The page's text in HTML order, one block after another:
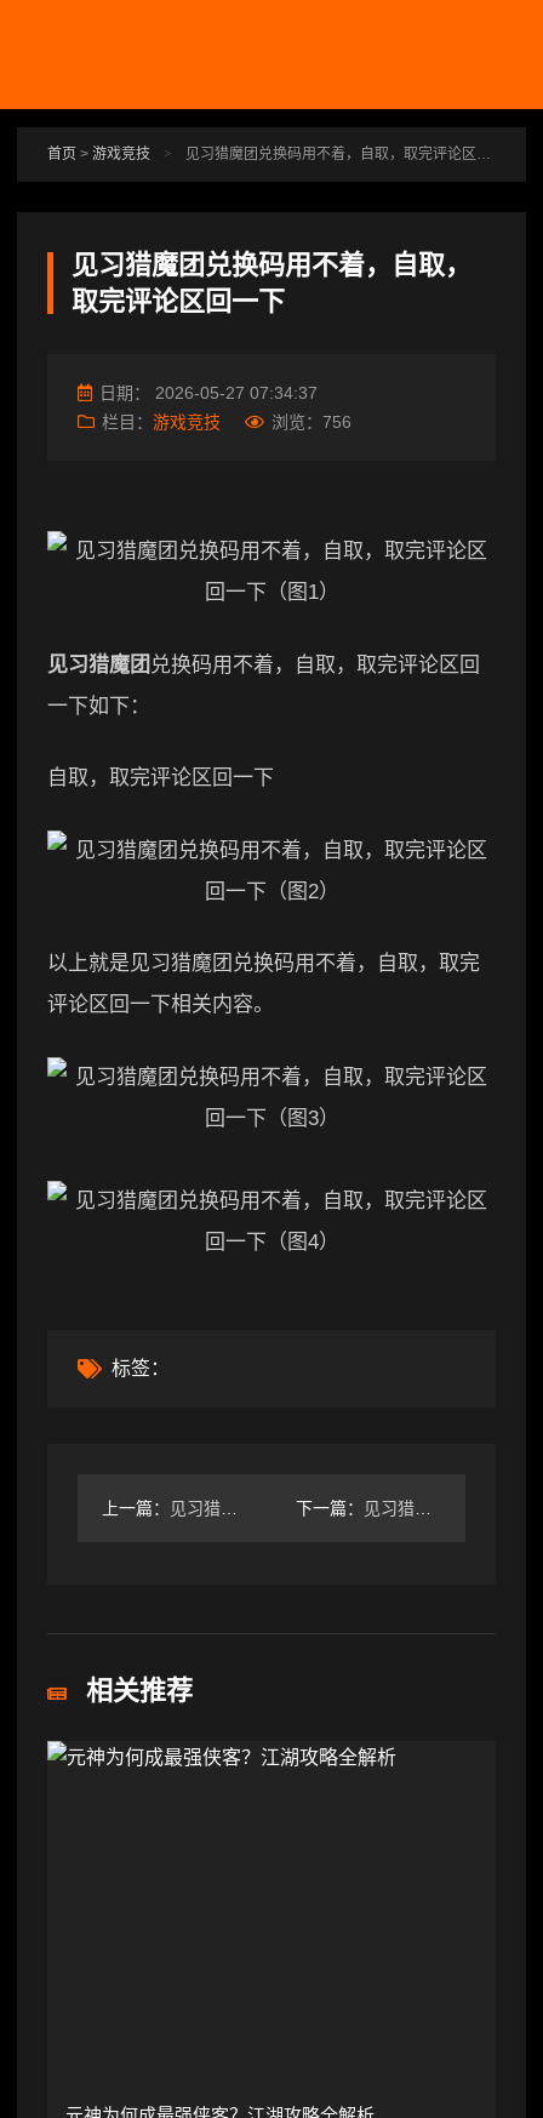
首页 > 游戏竞技 > 见习猎魔团兑换码用不着，自取，取完评论区回一下
见习猎魔团兑换码用不着，自取，
取完评论区回一下
日期： 2026-05-27 07:34:37
栏目： 游戏竞技 浏览： 756
见习猎魔团 兑换码用不着，自取，取完评论区回
一下如下：
自取，取完评论区回一下
以上就是见习猎魔团兑换码用不着，自取，取完
评论区回一下相关内容。
标签：
上一篇： 见习猎魔团截止2024年5月19号还有效的礼包码 下一篇： 见习猎魔团直播礼包码汇总
相关推荐